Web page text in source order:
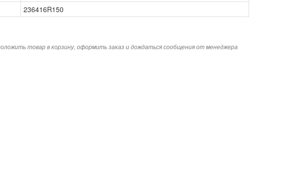
236416R150
товар в корзину, оформить заказ и дождаться сообщения от менеджера